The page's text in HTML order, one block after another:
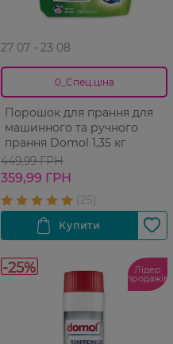
27 07 - 23 08
0_Спец.ціна
Порошок для прання для
машинного та ручного
прання Domol 1,35 кг
449,99 ГРН
359,99 ГРН
-25% Лідер
продажів